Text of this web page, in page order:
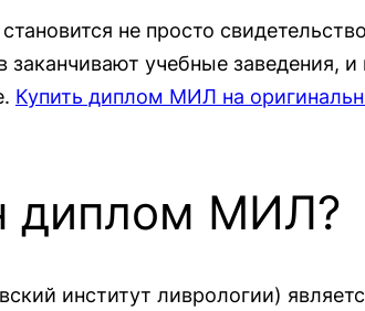
не просто
заканчивают учебные
Купить диплом МИЛ на
диплом МИЛ?
институт ливрологии)